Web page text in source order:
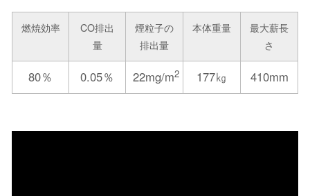
燃焼効率
CO排出
量
煙粒子の
排出量
本体重量
最大薪長
さ
80％ 0.05％ 22mg/m2 177㎏ 410mm